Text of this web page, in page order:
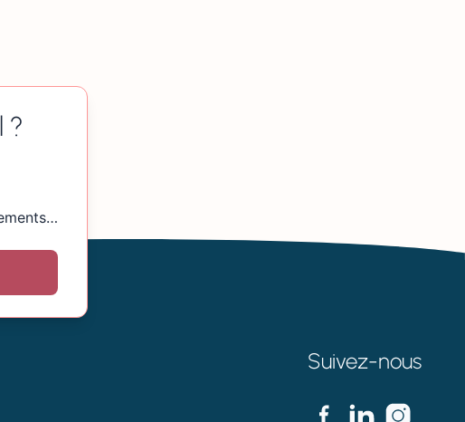
?
Suivez-nous